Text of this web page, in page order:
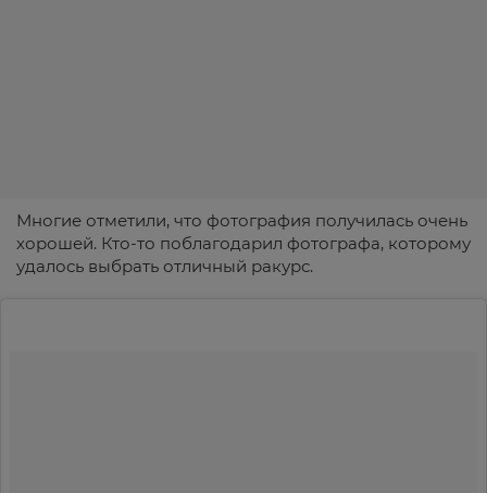
Многие отметили, что фотография получилась очень
хорошей. Кто-то поблагодарил фотографа, которому
удалось выбрать отличный ракурс.